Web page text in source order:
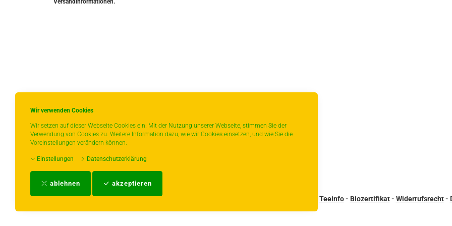
Wir verwenden Cookies
Wir setzen auf dieser Webseite Cookies ein. Mit der Nutzung unserer Webseite, stimmen Sie der
Verwendung von Cookies zu. Weitere Information dazu, wie wir Cookies einsetzen, und wie Sie die
Voreinstellungen verändern können:
Einstellungen Datenschutzerklärung
ablehnen akzeptieren
Versandinformationen.
Impressum-AGB- Teeinfo- Biozertifikat- Widerrufsrecht-